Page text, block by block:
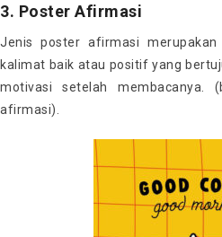
3. Poster Afirmasi
Jenis poster afirmasi
kalimat baik atau positif yang
motivasi setelah membacanya.
afirmasi).